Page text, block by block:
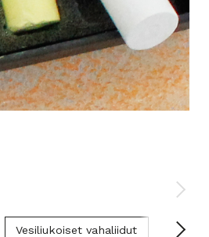
Vesiliukoiset vahaliidut